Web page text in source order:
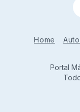
Home
Portal